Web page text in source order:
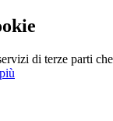
di terze parti